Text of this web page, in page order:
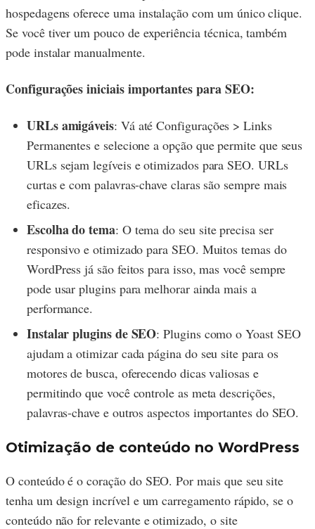
hospedagens oferece uma instalação com um único clique.
Se você tiver um pouco de experiência técnica, também
pode instalar manualmente.
Configurações iniciais importantes para SEO:
URLs amigáveis: Vá até Configurações > Links
Permanentes e selecione a opção que permite que seus
URLs sejam legíveis e otimizados para SEO. URLs
curtas e com palavras-chave claras são sempre mais
eficazes.
Escolha do tema: O tema do seu site precisa ser
responsivo e otimizado para SEO. Muitos temas do
WordPress já são feitos para isso, mas você sempre
pode usar plugins para melhorar ainda mais a
performance.
Instalar plugins de SEO: Plugins como o Yoast SEO
ajudam a otimizar cada página do seu site para os
motores de busca, oferecendo dicas valiosas e
permitindo que você controle as meta descrições,
palavras-chave e outros aspectos importantes do SEO.
Otimização de conteúdo no WordPress
O conteúdo é o coração do SEO. Por mais que seu site
tenha um design incrível e um carregamento rápido, se o
conteúdo não for relevante e otimizado, o site